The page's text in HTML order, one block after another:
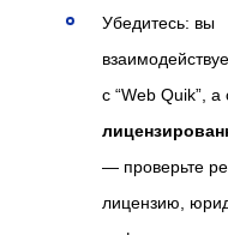
Убедитесь: вы
с “Web Quik”, а
— проверьте
лицензию,